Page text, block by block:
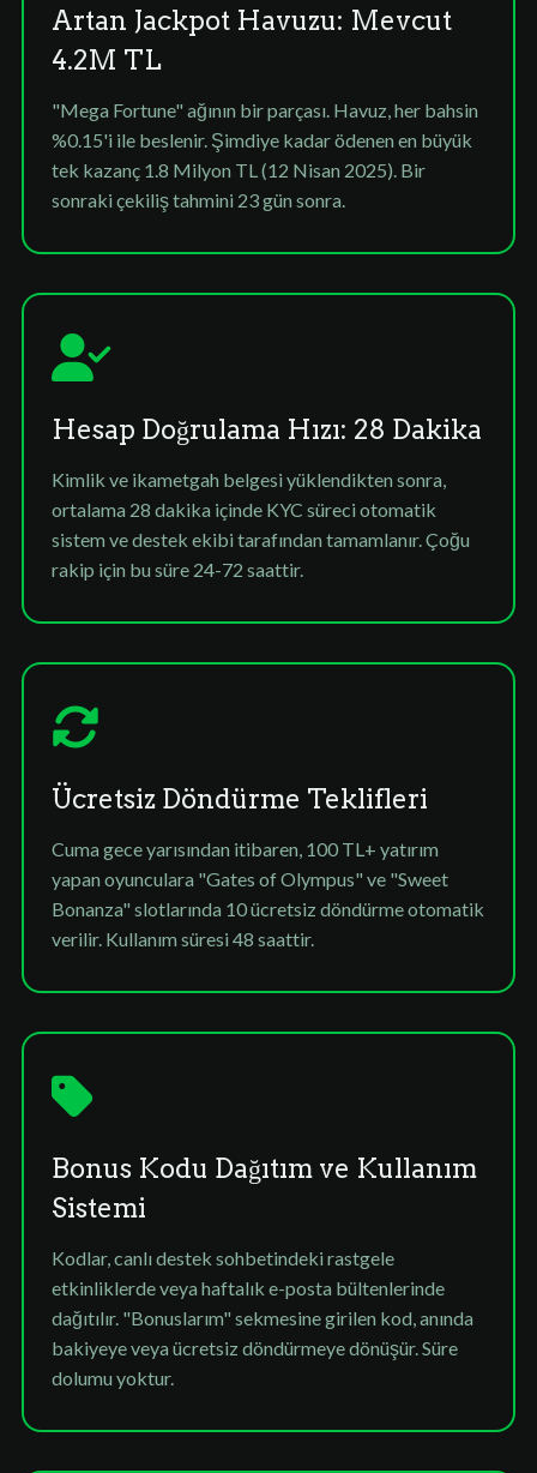
Artan Jackpot Havuzu: Mevcut
4.2M TL
"Mega Fortune" ağının bir parçası. Havuz, her bahsin
%0.15'i ile beslenir. Şimdiye kadar ödenen en büyük
tek kazanç 1.8 Milyon TL (12 Nisan 2025). Bir
sonraki çekiliş tahmini 23 gün sonra.
Hesap Doğrulama Hızı: 28 Dakika
Kimlik ve ikametgah belgesi yüklendikten sonra,
ortalama 28 dakika içinde KYC süreci otomatik
sistem ve destek ekibi tarafından tamamlanır. Çoğu
rakip için bu süre 24-72 saattir.
Ücretsiz Döndürme Teklifleri
Cuma gece yarısından itibaren, 100 TL+ yatırım
yapan oyunculara "Gates of Olympus" ve "Sweet
Bonanza" slotlarında 10 ücretsiz döndürme otomatik
verilir. Kullanım süresi 48 saattir.
Bonus Kodu Dağıtım ve Kullanım
Sistemi
Kodlar, canlı destek sohbetindeki rastgele
etkinliklerde veya haftalık e-posta bültenlerinde
dağıtılır. "Bonuslarım" sekmesine girilen kod, anında
bakiyeye veya ücretsiz döndürmeye dönüşür. Süre
dolumu yoktur.